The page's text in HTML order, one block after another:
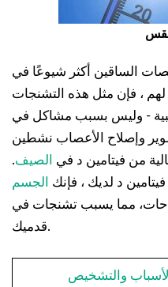
الساقين أكثر شيوعًا في
لهم ، فإن مثل هذه التشنجات
- وليس بسبب مشاكل في
وإصلاح الأعصاب نشطين
من فيتامين د في
الصيف.
د لديك ، فإنك
الجسم
مما يسبب تشنجات في
قدميك.
والتشخيص